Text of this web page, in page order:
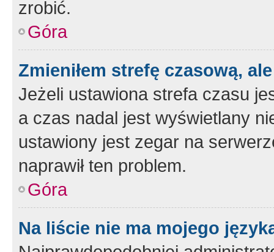
zrobić.
Góra
Zmieniłem strefę czasową,
Jeżeli ustawiona strefa czasu
a czas nadal jest wyświetlany
ustawiony jest zegar na
naprawił ten problem.
Góra
Na liście nie ma mojego